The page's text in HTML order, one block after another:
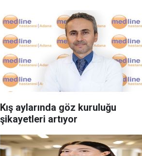
Kış aylarında göz kuruluğu
şikayetleri artıyor